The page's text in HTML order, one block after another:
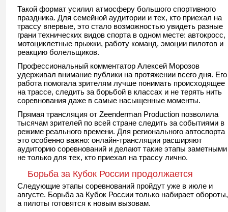
Такой формат усилил атмосферу большого спортивного
праздника. Для семейной аудитории и тех, кто приехал на
трассу впервые, это стало возможностью увидеть разные
грани технических видов спорта в одном месте: автокросс,
мотоциклетные прыжки, работу команд, эмоции пилотов и
реакцию болельщиков.
Профессиональный комментатор Алексей Морозов
удерживал внимание публики на протяжении всего дня. Его
работа помогала зрителям лучше понимать происходящее
на трассе, следить за борьбой в классах и не терять нить
соревнования даже в самые насыщенные моменты.
Прямая трансляция от Zeenderman Production позволила
тысячам зрителей по всей стране следить за событиями в
режиме реального времени. Для регионального автоспорта
это особенно важно: онлайн-трансляции расширяют
аудиторию соревнований и делают такие этапы заметными
не только для тех, кто приехал на трассу лично.
Борьба за Кубок России продолжается
Следующие этапы соревнований пройдут уже в июле и
августе. Борьба за Кубок России только набирает обороты,
а пилоты готовятся к новым вызовам.